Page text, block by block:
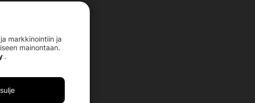
markkinointiin ja
mainontaan.
.